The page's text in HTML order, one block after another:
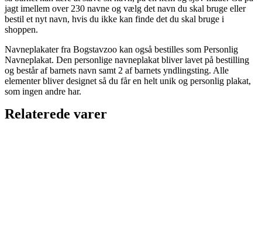
jagt imellem over 230 navne og vælg det navn du skal bruge eller
bestil et nyt navn, hvis du ikke kan finde det du skal bruge i
shoppen.
Navneplakater fra Bogstavzoo kan også bestilles som Personlig
Navneplakat. Den personlige navneplakat bliver lavet på bestilling
og består af barnets navn samt 2 af barnets yndlingsting. Alle
elementer bliver designet så du får en helt unik og personlig plakat,
som ingen andre har.
Relaterede varer